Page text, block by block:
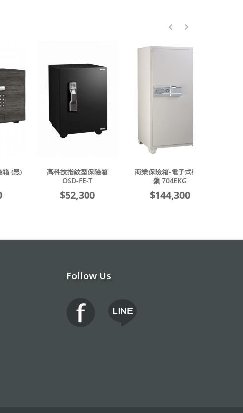
高科技指紋型保險箱
OSD-FE-T
$52,300
商業保險箱-電子式密碼
鎖 704EKG
$144,300
Follow Us